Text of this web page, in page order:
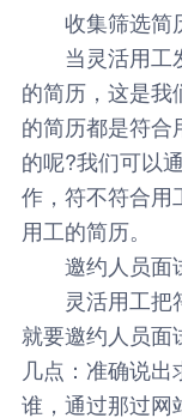
收集筛选简
当灵活用工
的简历，这是我
的简历都是符合
的呢?我们可以
作，符不符合用
用工的简历。
邀约人员面
灵活用工把符
就要邀约人员面
几点：准确说
谁，通过那过网